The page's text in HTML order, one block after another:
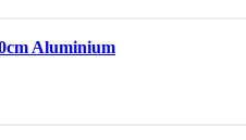
Aluminium